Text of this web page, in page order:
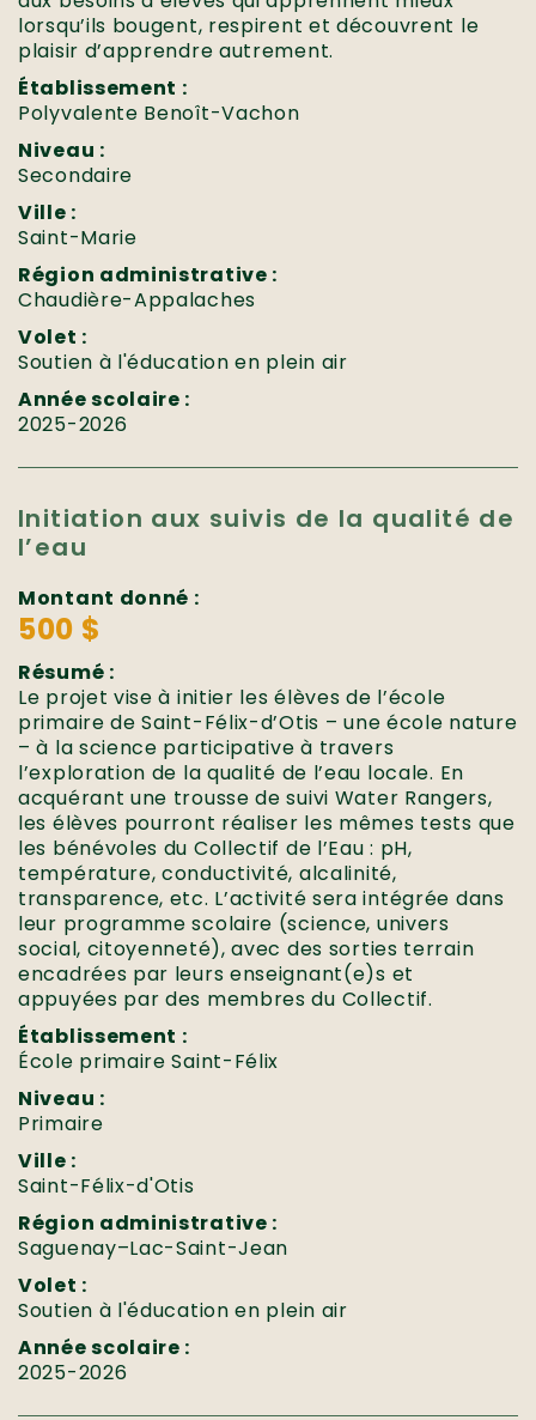
lorsqu’ils bougent, respirent et découvrent le
plaisir d’apprendre autrement.
Établissement :
Polyvalente Benoît-Vachon
Niveau :
Secondaire
Ville :
Saint-Marie
Région administrative :
Chaudière-Appalaches
Volet :
Soutien à l'éducation en plein air
Année scolaire :
2025-2026
Initiation aux suivis de la qualité de
l’eau
Montant donné :
500 $
Résumé :
Le projet vise à initier les élèves de l’école
primaire de Saint-Félix-d’Otis – une école nature
– à la science participative à travers
l’exploration de la qualité de l’eau locale. En
acquérant une trousse de suivi Water Rangers,
les élèves pourront réaliser les mêmes tests que
les bénévoles du Collectif de l’Eau : pH,
température, conductivité, alcalinité,
transparence, etc. L’activité sera intégrée dans
leur programme scolaire (science, univers
social, citoyenneté), avec des sorties terrain
encadrées par leurs enseignant(e)s et
appuyées par des membres du Collectif.
Établissement :
École primaire Saint-Félix
Niveau :
Primaire
Ville :
Saint-Félix-d'Otis
Région administrative :
Saguenay–Lac-Saint-Jean
Volet :
Soutien à l'éducation en plein air
Année scolaire :
2025-2026